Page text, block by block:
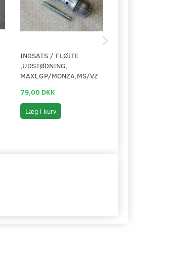
INDSATS / FLØJTE
,UDSTØDNING,
MAXI,GP/MONZA,MS/VZ
79,00 DKK
Læg i kurv